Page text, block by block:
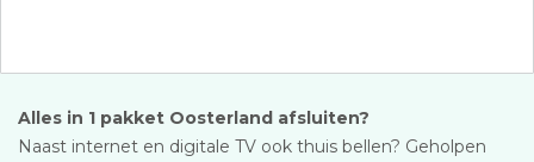
Alles in 1 pakket Oosterland afsluiten?
Naast internet en digitale TV ook thuis bellen? Geholpen